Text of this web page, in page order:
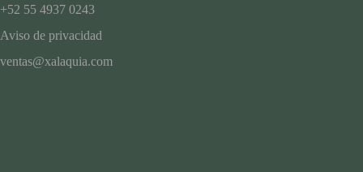
+52 55 4937 0243
Aviso de privacidad
ventas@xalaquia.com